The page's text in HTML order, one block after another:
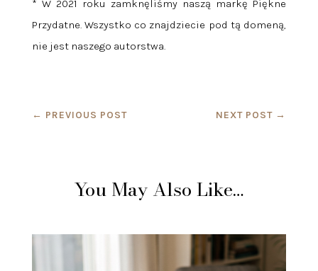
* W 2021 roku zamknęliśmy naszą markę Piękne
Przydatne. Wszystko co znajdziecie pod tą domeną,
nie jest naszego autorstwa.
← PREVIOUS POST NEXT POST →
You May Also Like…